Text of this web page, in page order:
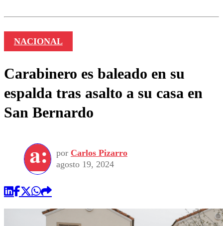
NACIONAL
Carabinero es baleado en su
espalda tras asalto a su casa en
San Bernardo
por Carlos Pizarro
agosto 19, 2024